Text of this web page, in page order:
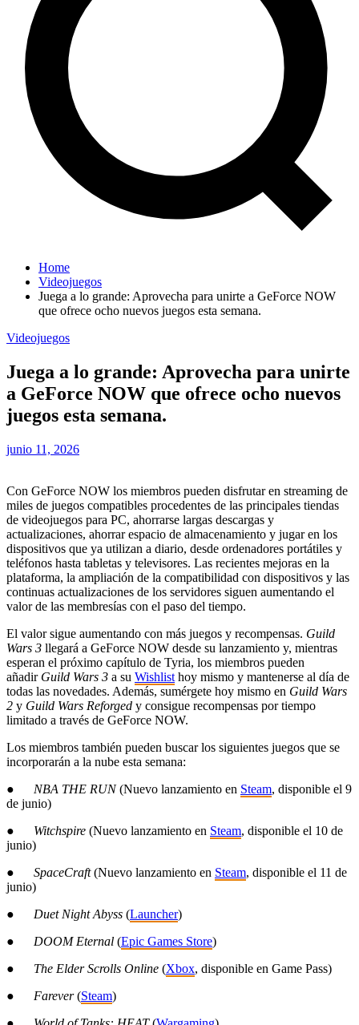
Home
Videojuegos
Juega a lo grande: Aprovecha para unirte a GeForce NOW
que ofrece ocho nuevos juegos esta semana.
Videojuegos
Juega a lo grande: Aprovecha para unirte
a GeForce NOW que ofrece ocho nuevos
juegos esta semana.
junio 11, 2026
Con GeForce NOW los miembros pueden disfrutar en streaming de
miles de juegos compatibles procedentes de las principales tiendas
de videojuegos para PC, ahorrarse largas descargas y
actualizaciones, ahorrar espacio de almacenamiento y jugar en los
dispositivos que ya utilizan a diario, desde ordenadores portátiles y
teléfonos hasta tabletas y televisores. Las recientes mejoras en la
plataforma, la ampliación de la compatibilidad con dispositivos y las
continuas actualizaciones de los servidores siguen aumentando el
valor de las membresías con el paso del tiempo.
El valor sigue aumentando con más juegos y recompensas. Guild
Wars 3 llegará a GeForce NOW desde su lanzamiento y, mientras
esperan el próximo capítulo de Tyria, los miembros pueden
añadir Guild Wars 3 a su Wishlist hoy mismo y mantenerse al día de
todas las novedades. Además, sumérgete hoy mismo en Guild Wars
2 y Guild Wars Reforged y consigue recompensas por tiempo
limitado a través de GeForce NOW.
Los miembros también pueden buscar los siguientes juegos que se
incorporarán a la nube esta semana:
● NBA THE RUN(Nuevo lanzamiento en Steam, disponible el 9
de junio)
● Witchspire (Nuevo lanzamiento en Steam, disponible el 10 de
junio)
● SpaceCraft(Nuevo lanzamiento en Steam, disponible el 11 de
junio)
● Duet Night Abyss (Launcher)
● DOOM Eternal (Epic Games Store)
● The Elder Scrolls Online (Xbox, disponible en Game Pass)
● Farever(Steam)